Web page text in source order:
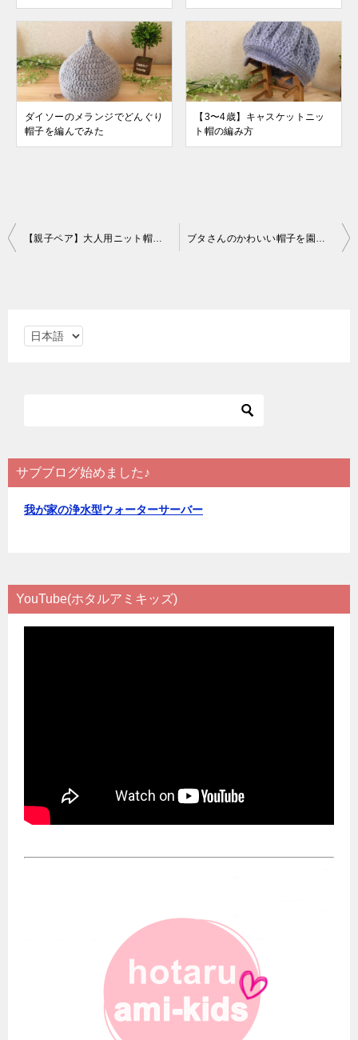
ダイソーのメランジでどんぐり
帽子を編んでみた
【3〜4歳】キャスケットニッ
ト帽の編み方
投
【親子ペア】大人用ニット帽を編んでみた ブタさんのかわいい帽子を園の発表会用に作りました
言
サブブログ始めました♪
我が家の浄水型ウォーターサーバー
YouTube(ホタルアミキッズ)